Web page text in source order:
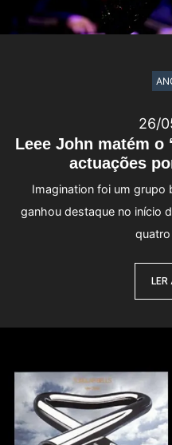
Leee John matém o
actuações
26/
Imagination foi um grupo
ganhou destaque no início
LER